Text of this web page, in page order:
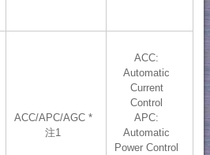
ACC/APC/AGC *
注1
ACC:
Automatic
Current
Control
APC:
Automatic
Power Control